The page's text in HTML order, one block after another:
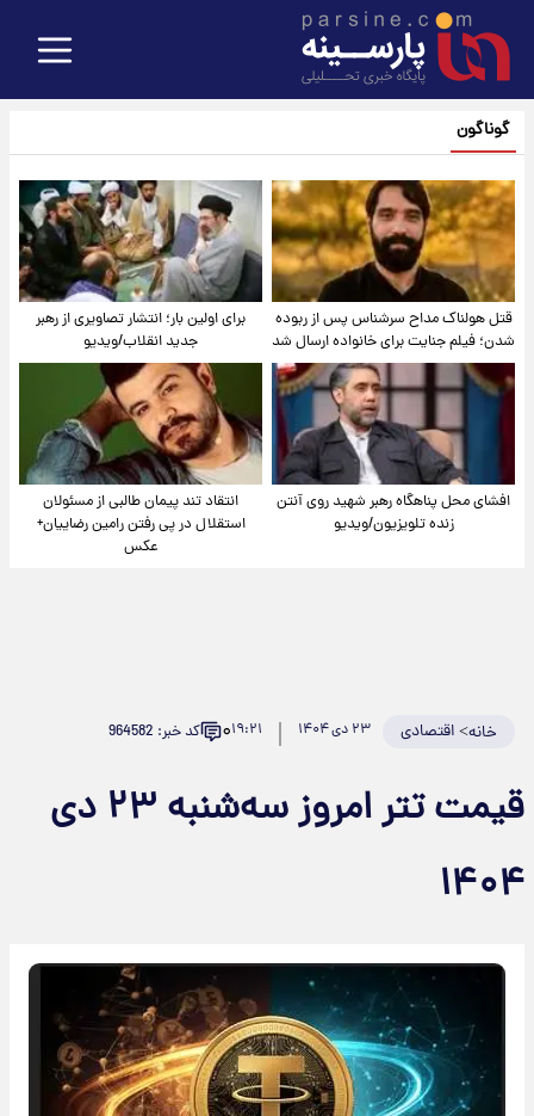
گوناگون
قتل هولناک مداح سرشناس پس از ربوده
شدن؛ فیلم جنایت برای خانواده ارسال شد
برای اولین بار؛ انتشار تصاویری از رهبر
جدید انقلاب/ویدیو
افشای محل پناهگاه‌ رهبر شهید روی آنتن
زنده تلویزیون/ویدیو
انتقاد تند پیمان طالبی از مسئولان
استقلال در پی رفتن رامین رضاییان+
عکس
خانه>اقتصادی ۲۳ دی ۱۴۰۴ ۱۹:۲۱۰ کد خبر: 964582
قیمت تتر امروز سه‌شنبه ۲۳ دی
۱۴۰۴